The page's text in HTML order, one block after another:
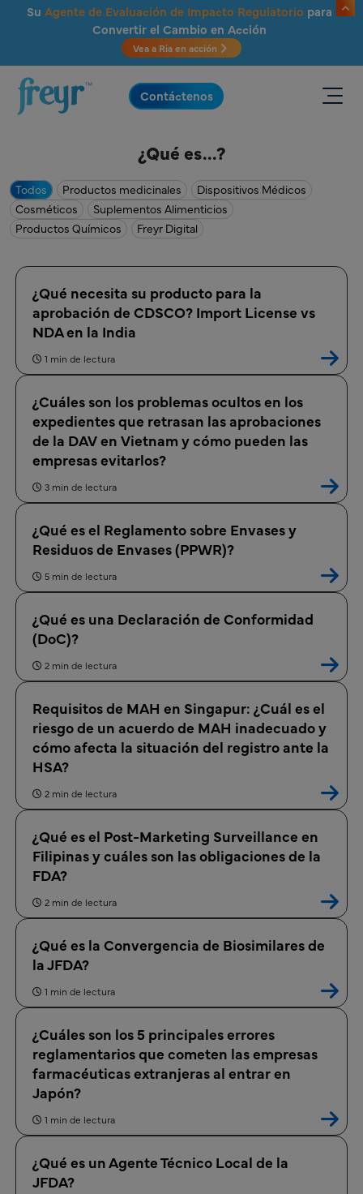
Saltar al contenido principal
Su Agente de Evaluación de Impacto Regulatorio para
Convertir el Cambio en Acción
Vea a Ria en acción
.
Contáctenos
¿Qué es...?
Todos Productos medicinales
Dispositivos Médicos
Cosméticos
Suplementos Alimenticios
Productos Químicos
Freyr Digital
¿Qué necesita su producto para la
aprobación de CDSCO? Import License vs
NDA en la India
1 min de lectura
¿Cuáles son los problemas ocultos en los
expedientes que retrasan las aprobaciones
de la DAV en Vietnam y cómo pueden las
empresas evitarlos?
3 min de lectura
¿Qué es el Reglamento sobre Envases y
Residuos de Envases (PPWR)?
5 min de lectura
¿Qué es una Declaración de Conformidad
(DoC)?
2 min de lectura
Requisitos de MAH en Singapur: ¿Cuál es el
riesgo de un acuerdo de MAH inadecuado y
cómo afecta la situación del registro ante la
HSA?
2 min de lectura
¿Qué es el Post-Marketing Surveillance en
Filipinas y cuáles son las obligaciones de la
FDA?
2 min de lectura
¿Qué es la Convergencia de Biosimilares de
la JFDA?
1 min de lectura
¿Cuáles son los 5 principales errores
reglamentarios que cometen las empresas
farmacéuticas extranjeras al entrar en
Japón?
1 min de lectura
¿Qué es un Agente Técnico Local de la
JFDA?